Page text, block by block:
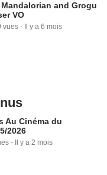
and Grogu
VO
vues - Il y a 6 mois
Au Cinéma du
2026
- Il y a 2 mois